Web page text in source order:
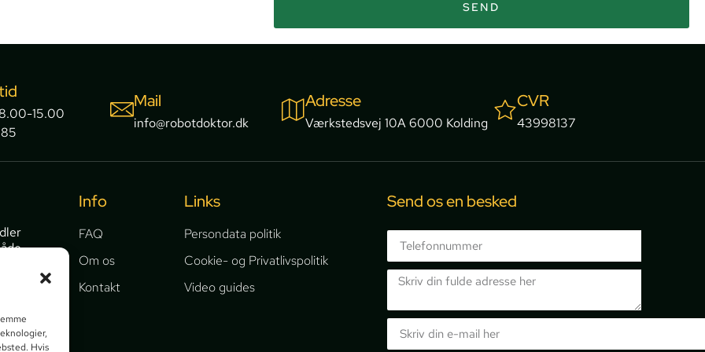
Hvis
SEND
15.00
Mail
info@robotdoktor.dk
Adresse
Værkstedsvej 10A 6000 Kolding
CVR
43998137
og
Info
FAQ
Om os
Kontakt
Links
Persondata politik
Cookie- og Privatlivspolitik
Video guides
Send os en besked